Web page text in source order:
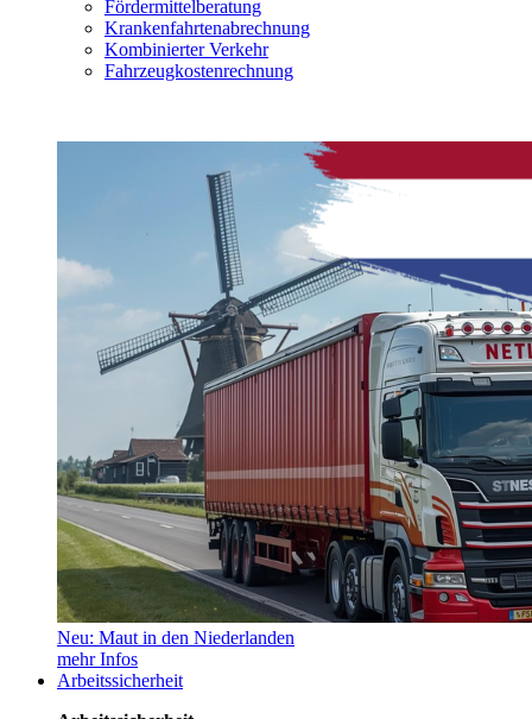
Fördermittelberatung
Krankenfahrtenabrechnung
Kombinierter Verkehr
Fahrzeugkostenrechnung
Neu: Maut in den Niederlanden
mehr Infos
Arbeitssicherheit